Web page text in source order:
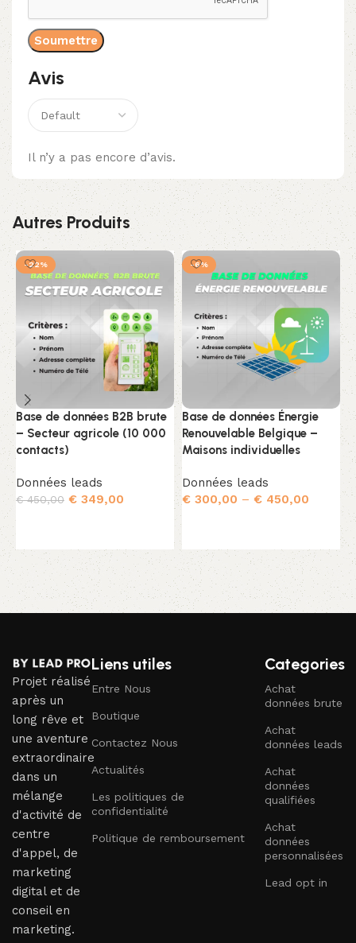
Avis
Il n’y a pas encore d’avis.
Autres Produits
-22%
Base de données B2B brute
– Secteur agricole (10 000
contacts)
Données leads
€450,00 € 349,00
-6%
Base de données Énergie
Renouvelable Belgique –
Maisons individuelles
Données leads
€ 300,00 – € 450,00
5
€
Projet réalisé
après un
long rêve et
une aventure
extraordinaire
dans un
mélange
d'activité de
centre
d'appel, de
marketing
digital et de
conseil en
marketing.
Liens utiles
Entre Nous
Boutique
Contactez Nous
Actualités
Les politiques de
confidentialité
Politique de remboursement
Categories
Achat
données brute
Achat
données leads
Achat
données
qualifiées
Achat
données
personnalisées
Lead opt in